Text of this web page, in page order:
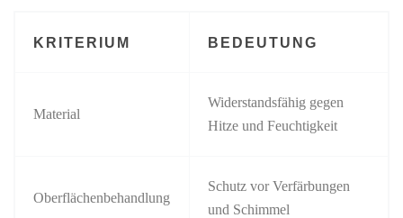
KRITERIUM BEDEUTUNG
Material
Widerstandsfähig gegen
Hitze und Feuchtigkeit
Oberflächenbehandlung
Schutz vor Verfärbungen
und Schimmel